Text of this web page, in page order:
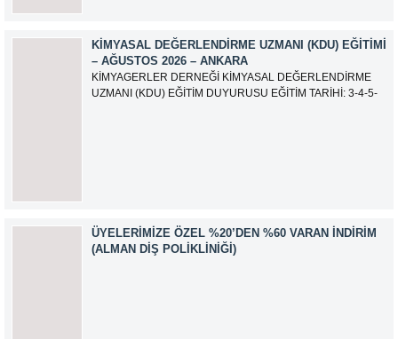
KIMYASAL DEĞERLENDIRME UZMANI (KDU) EĞITIMI
– AĞUSTOS 2026 – ANKARA
KİMYAGERLER DERNEĞİ KİMYASAL DEĞERLENDİRME
UZMANI (KDU) EĞİTİM DUYURUSU EĞİTİM TARİHİ: 3-4-5-
ÜYELERIMIZE ÖZEL %20’DEN %60 VARAN İNDIRIM
(ALMAN DIŞ POLIKLINIĞI)